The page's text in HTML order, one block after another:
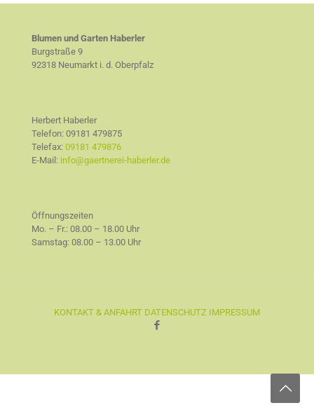
Blumen und Garten Haberler
Burgstraße 9
92318 Neumarkt i. d. Oberpfalz
Herbert Haberler
Telefon: 09181 479875
Telefax: 09181 479876
E-Mail: info@gaertnerei-haberler.de
Öffnungszeiten
Mo. – Fr.: 08.00 – 18.00 Uhr
Samstag: 08.00 – 13.00 Uhr
KONTAKT & ANFAHRT DATENSCHUTZ IMPRESSUM